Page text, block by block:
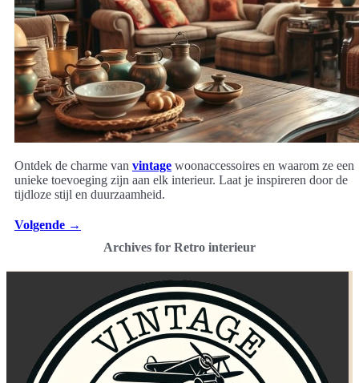
Ontdek de charme van vintage woonaccessoires en waarom ze een
unieke toevoeging zijn aan elk interieur. Laat je inspireren door de
tijdloze stijl en duurzaamheid.
Volgende →
Archives for Retro interieur